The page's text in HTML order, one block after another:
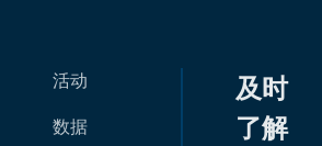
活动
数据
及时
了解